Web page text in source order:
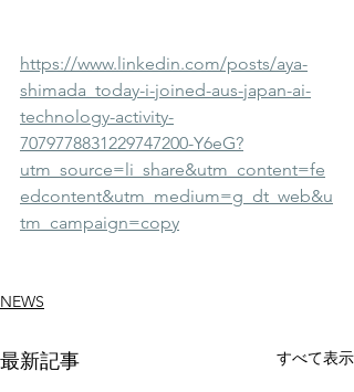
https://www.linkedin.com/posts/aya-
shimada_today-i-joined-aus-japan-ai-
technology-activity-
7079778831229747200-Y6eG?
utm_source=li_share&utm_content=fe
edcontent&utm_medium=g_dt_web&u
tm_campaign=copy
NEWS
最新記事 すべて表示